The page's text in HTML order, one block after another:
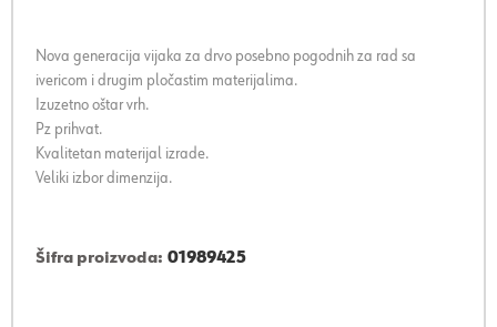
Nova generacija vijaka za drvo posebno pogodnih za rad sa
ivericom i drugim pločastim materijalima.
Izuzetno oštar vrh.
Pz prihvat.
Kvalitetan materijal izrade.
Veliki izbor dimenzija.
Šifra proizvoda: 01989425